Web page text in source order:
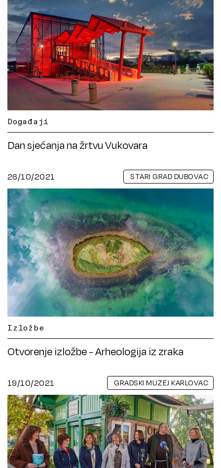
Događaji
Dan sjećanja na žrtvu Vukovara
26/10/2021 STARI GRAD DUBOVAC
Izložbe
Otvorenje izložbe - Arheologija iz zraka
19/10/2021 GRADSKI MUZEJ KARLOVAC